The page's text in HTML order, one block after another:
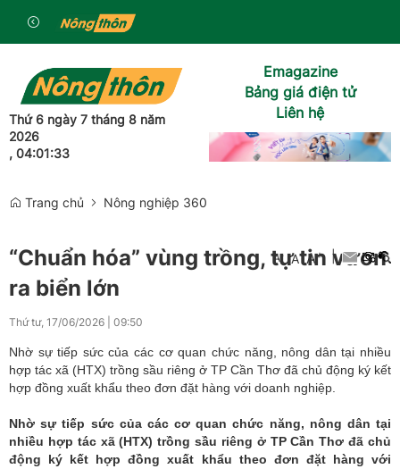
Thứ 6 ngày 7 tháng 8 năm
2026
, 04:01:34
Emagazine
Bảng giá điện tử
Liên hệ
Trang chủ Nông nghiệp 360
“Chuẩn hóa” vùng trồng, tự tin vươn
ra biển lớn
Thứ tư, 17/06/2026 09:50
A- A A+ |
Nhờ sự tiếp sức của các cơ quan chức năng, nông dân tại nhiều
hợp tác xã (HTX) trồng sầu riêng ở TP Cần Thơ đã chủ động ký kết
hợp đồng xuất khẩu theo đơn đặt hàng với doanh nghiệp.
Nhờ sự tiếp sức của các cơ quan chức năng, nông dân tại
nhiều hợp tác xã (HTX) trồng sầu riêng ở TP Cần Thơ đã chủ
động ký kết hợp đồng xuất khẩu theo đơn đặt hàng với